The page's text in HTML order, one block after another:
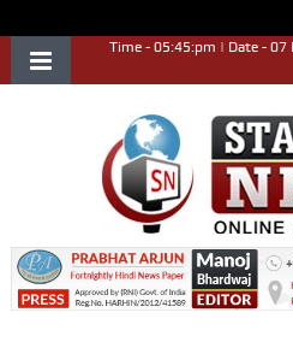
Time - 05:45:pm | Date - 07